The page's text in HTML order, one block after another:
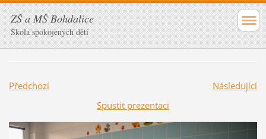
ZŠ a MŠ Bohdalice
Škola spokojených dětí
Předchozí
Následující
Spustit prezentaci